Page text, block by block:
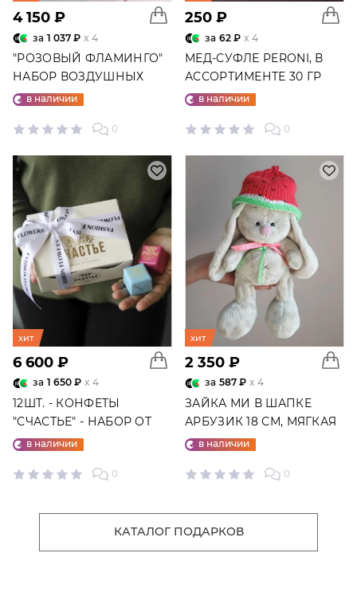
4 150 ₽
за 1 037 ₽ x 4
"РОЗОВЫЙ ФЛАМИНГО"
НАБОР ВОЗДУШНЫХ
ШАРОВ №25
в наличии
0
250 ₽
за 62 ₽ x 4
МЕД-СУФЛЕ PERONI, В
АССОРТИМЕНТЕ 30 ГР
в наличии
0
хит
6 600 ₽
за 1 650 ₽ x 4
12ШТ. - КОНФЕТЫ
"СЧАСТЬЕ" - НАБОР ОТ
"ФАБРИКИ СЧАСТЬЕ"
в наличии
0
хит
2 350 ₽
за 587 ₽ x 4
ЗАЙКА МИ В ШАПКЕ
АРБУЗИК 18 СМ, МЯГКАЯ
ИГРУШКА
в наличии
0
КАТАЛОГ ПОДАРКОВ